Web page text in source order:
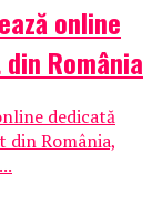
online
România
dedicată
din România,